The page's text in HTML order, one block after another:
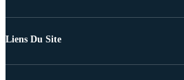
Liens Du Site